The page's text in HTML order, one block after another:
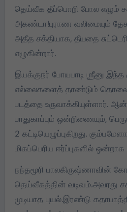
தெய்வீக தீப்பொறி போல எழும்
அகண்டா!புராண வலிமையும்
அதீத சக்தியாக, தீயதை
எழுகின்றார்.
இயக்குநர் போயபாடி ஶ்ரீனு இந்த
எல்லைகளைத் தாண்டும்
படத்தை உருவாக்கியுள்ளார்.
பாதுகாப்பும் ஒன்றிணையும்,
2 கட்டியெழுப்புகிறது.
மிகப்பெரிய ஈர்ப்புகளில்
நந்தமூரி பாலகிருஷ்ணாவின்
தெய்வீகத்தின் வடிவம்.அவரது
முடியாத புயல்.இரண்டு